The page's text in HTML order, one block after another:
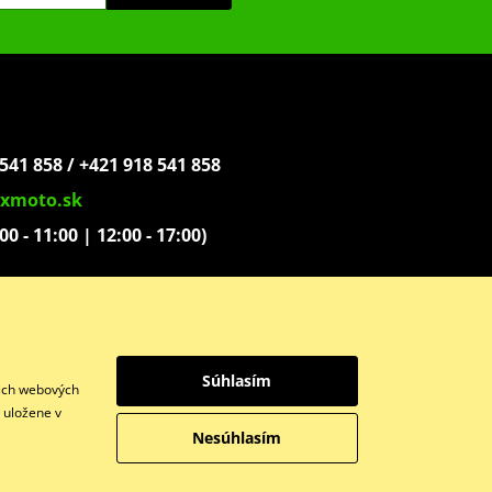
858 / +421 918 541 858
- 11:00 | 12:00 - 17:00)
webových
v
Nesúhlasím
Súhlasím